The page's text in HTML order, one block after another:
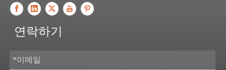
연락하기